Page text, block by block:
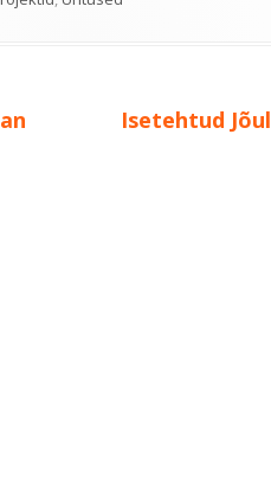
Next
Isetehtud